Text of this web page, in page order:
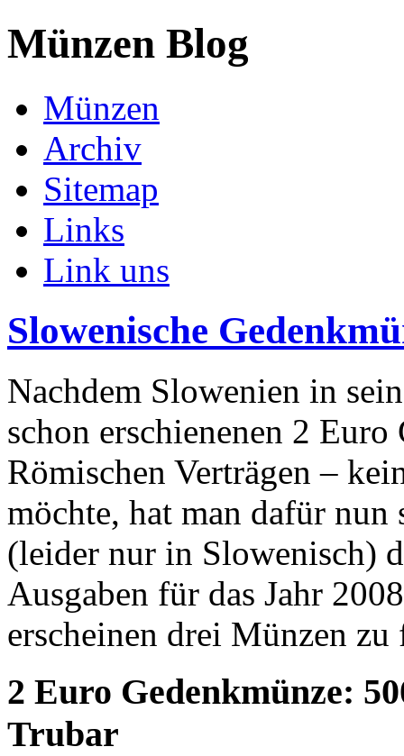
Münzen Blog
Münzen
Archiv
Sitemap
Links
Link uns
Slowenische
Nachdem Slowenien in
schon erschienenen 2 Euro
Römischen Verträgen –
möchte, hat man dafür
(leider nur in Slowenisch)
Ausgaben für das Jahr
erscheinen drei Münzen
2 Euro Gedenkmünze:
Trubar